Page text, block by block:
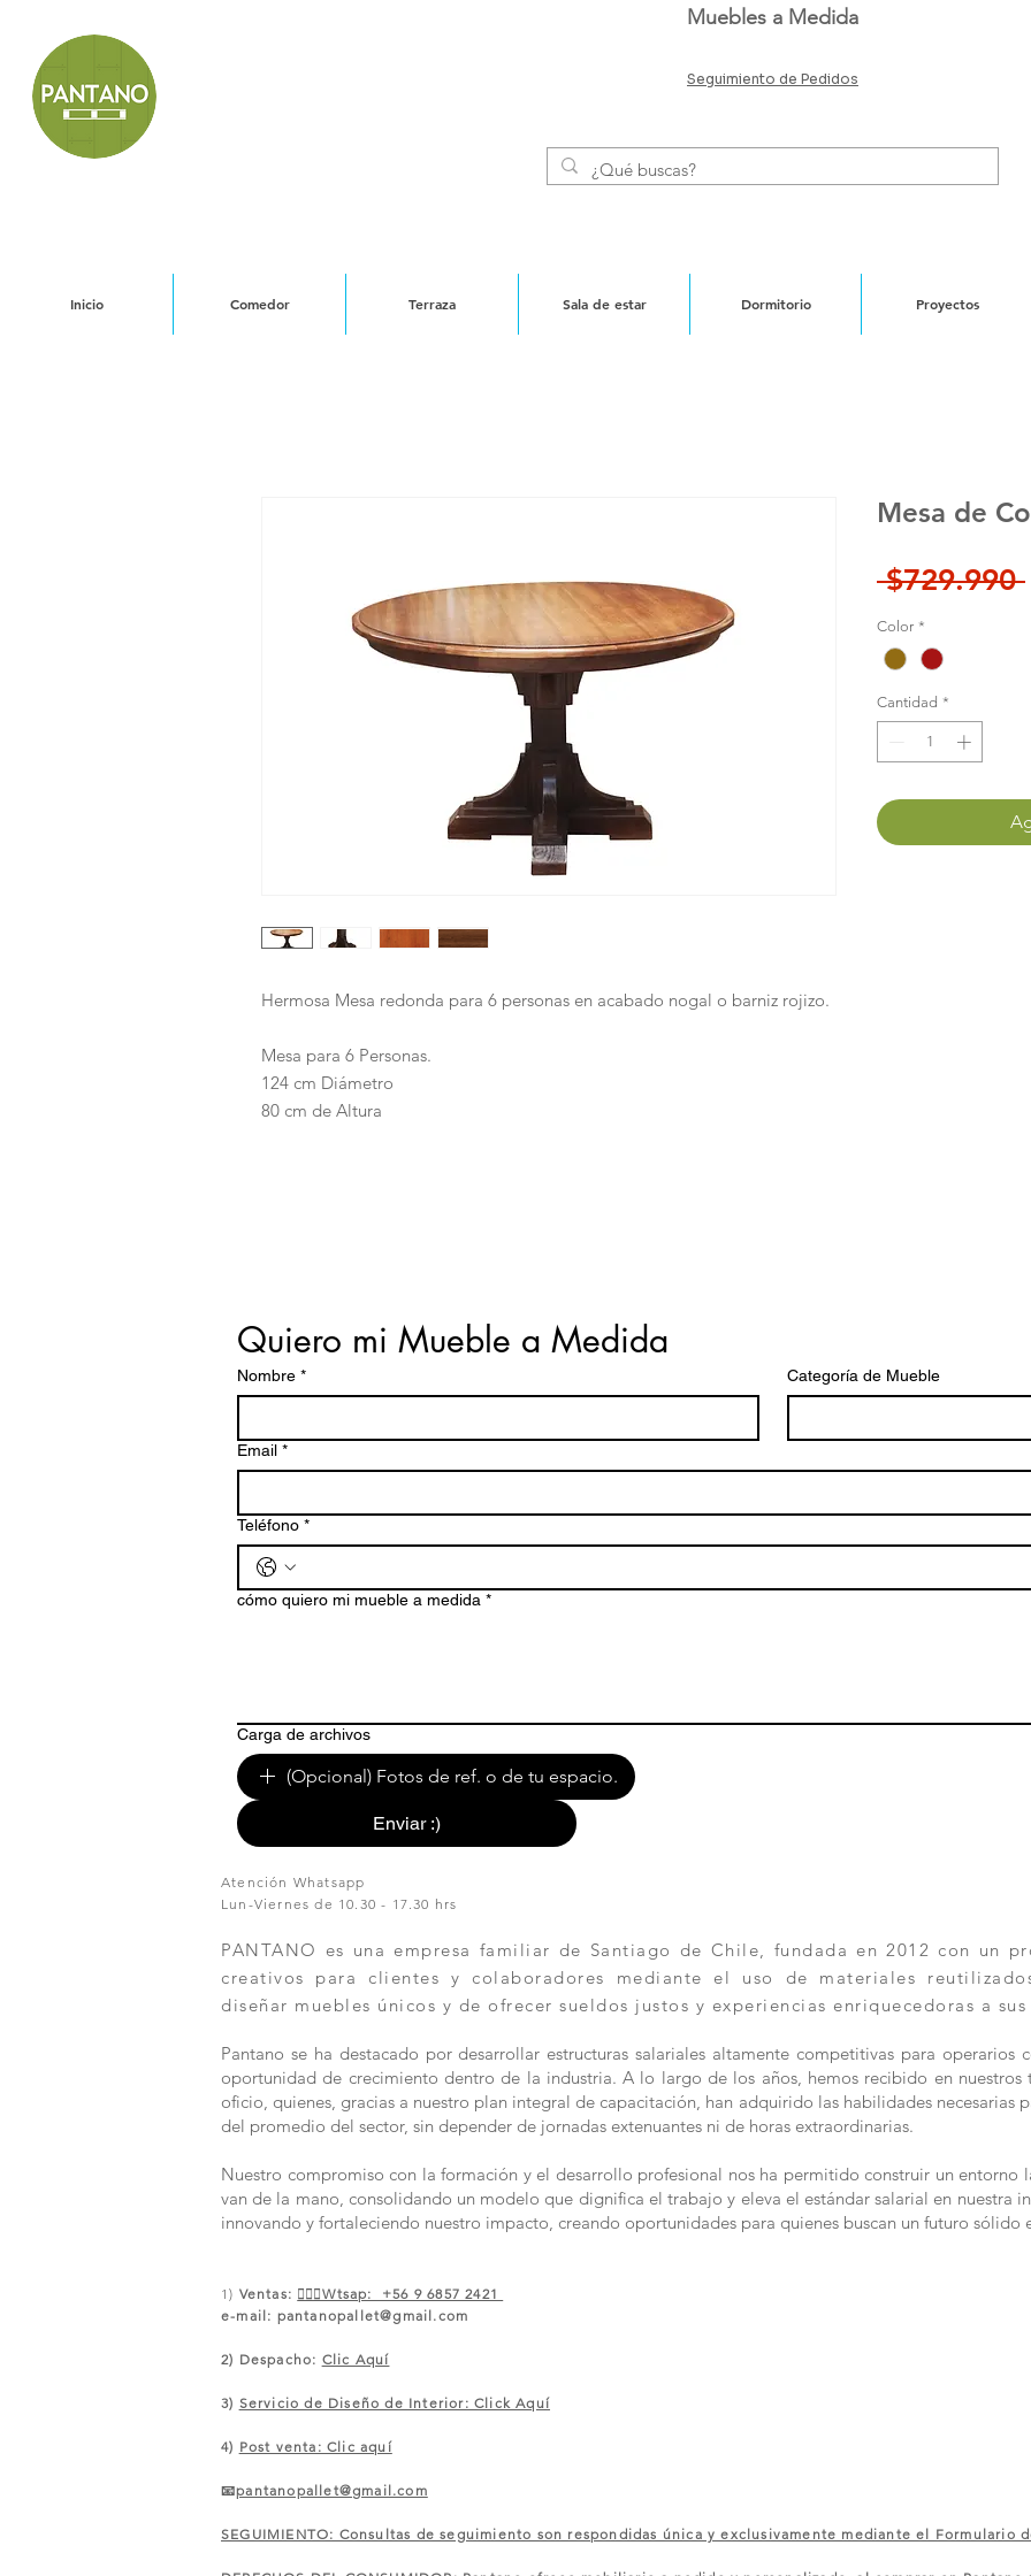
Muebles a Medida
Seguimiento de Pedidos
Inicio Comedor Terraza Sala de estar Dormitorio Proyectos
Hermosa Mesa redonda para 6 personas en acabado nogal o barniz rojizo.
Mesa para 6 Personas.
124 cm Diámetro
80 cm de Altura
Mesa de
$729.990
Color *
Cantidad *
Quiero mi Mueble a Medida
Nombre * Categoría de Mueble
Email *
Teléfono *
cómo quiero mi mueble a medida *
Carga de archivos
(Opcional) Fotos de ref. o de tu espacio.
Enviar :)
Atención Whatsapp
Lun-Viernes de 10.30 - 17.30 hrs
PANTANO es una empresa familiar de Santiago de Chile, fundada en 2012 con un
creativos para clientes y colaboradores mediante el uso de materiales
diseñar muebles únicos y de ofrecer sueldos justos y experiencias enriquecedoras a
Pantano se ha destacado por desarrollar estructuras salariales altamente competitivas para operarios
oportunidad de crecimiento dentro de la industria. A lo largo de los años, hemos recibido en nuestros
oficio, quienes, gracias a nuestro plan integral de capacitación, han adquirido las habilidades necesarias
del promedio del sector, sin depender de jornadas extenuantes ni de horas extraordinarias.
Nuestro compromiso con la formación y el desarrollo profesional nos ha permitido construir un entorno
van de la mano, consolidando un modelo que dignifica el trabajo y eleva el estándar salarial en nuestra
innovando y fortaleciendo nuestro impacto, creando oportunidades para quienes buscan un futuro sólido
1) Ventas: 🙋🏼‍♀️Wtsap: +56 9 6857 2421
e-mail: pantanopallet@gmail.com
2) Despacho: Clic Aquí
3) Servicio de Diseño de Interior: Click Aquí
4) Post venta: Clic aquí
📧pantanopallet@gmail.com
SEGUIMIENTO: Consultas de seguimiento son respondidas única y exclusivamente mediante el Formulario